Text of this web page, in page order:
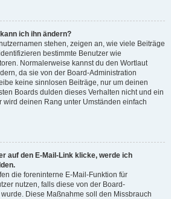
ich ihn ändern?
stehen, zeigen an, wie viele Beiträge
bestimmte Benutzer wie
Normalerweise kannst du den Wortlaut
da sie von der Board-Administration
keine sinnlosen Beiträge, nur um deinen
Boards dulden dieses Verhalten nicht und ein
wird deinen Rang unter Umständen einfach
auf den E-Mail-Link klicke, werde ich
die foreninterne E-Mail-Funktion für
nutzen, falls diese von der Board-
Diese Maßnahme soll den Missbrauch